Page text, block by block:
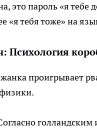
это пароль «я тебе
«я тебя тоже» на
Психология
проигрывает